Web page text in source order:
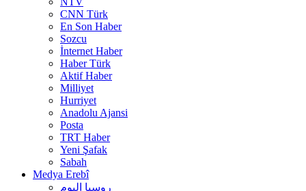
CNN Türk
En Son Haber
Sozcu
İnternet Haber
Haber Türk
Aktif Haber
Milliyet
Hurriyet
Anadolu Ajansi
Posta
TRT Haber
Yeni Şafak
Sabah
Medya Erebî
روسیا الیوم